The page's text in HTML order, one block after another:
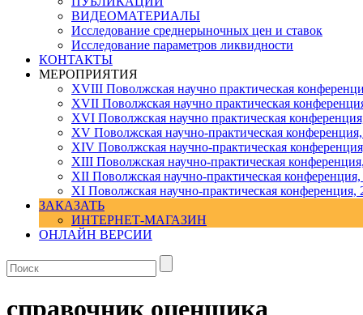
ВИДЕОМАТЕРИАЛЫ
Исследование среднерыночных цен и ставок
Исследование параметров ликвидности
КОНТАКТЫ
МЕРОПРИЯТИЯ
XVIII Поволжская научно практическая
XVII Поволжская научно практическая
XVI Поволжская научно практическая
ХV Поволжская научно-практическая
ХIV Поволжская научно-практическая
ХIII Поволжская научно-практическая
ХII Поволжская научно-практическая конференция,
XI Поволжская научно-практическая конференция,
ЗАКАЗАТЬ
ИНТЕРНЕТ-МАГАЗИН
ОНЛАЙН ВЕРСИИ
справочник оценщика